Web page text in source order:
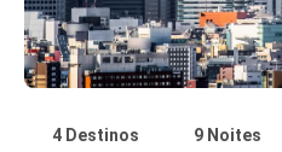
4 Destinos 9 Noites